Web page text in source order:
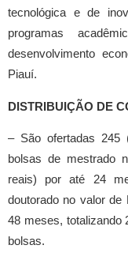
tecnológica e de
programas
desenvolvimento
Piauí.
DISTRIBUIÇÃO DE
– São ofertadas 245
bolsas de mestrado
reais) por até 24
doutorado no valor
48 meses, totalizando
bolsas.